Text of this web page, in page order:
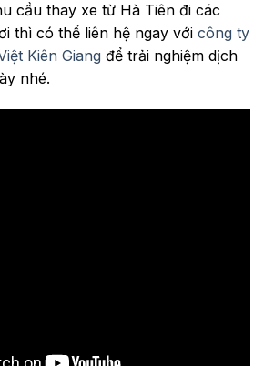
cầu thay xe từ Hà Tiên đi các
thì có thể liên hệ ngay với công ty
Kiên Giang để trải nghiệm dịch
nhé.